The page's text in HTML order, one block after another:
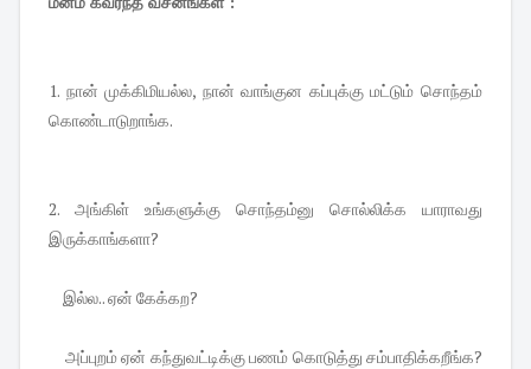
1. நான் முக்கிமியல்ல, நான் வாங்குன கப்புக்கு மட்டும் சொந்தம்
கொண்டாடுறாங்க.
2. அங்கிள் உங்களுக்கு சொந்தம்னு சொல்லிக்க யாராவது
இருக்காங்களா?
இல்ல.. ஏன் கேக்கற?
அப்புறம் ஏன் கந்துவட்டிக்கு பணம் கொடுத்து சம்பாதிக்கறீங்க?